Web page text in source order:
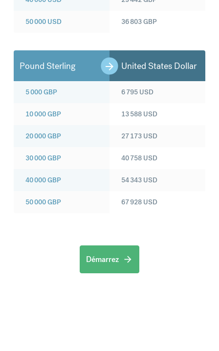
50 000 USD 36 803GBP
Pound Sterling United States Dollar
5 000GBP
10 000GBP
20 000GBP
30 000GBP
40 000GBP
50 000GBP
6 795 USD
13 588 USD
27 173 USD
40 758 USD
54 343 USD
67 928 USD
Démarrez